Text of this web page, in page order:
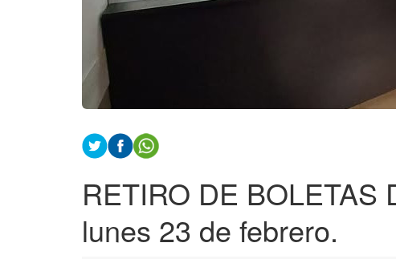
RETIRO DE BOLETAS
lunes 23 de febrero.